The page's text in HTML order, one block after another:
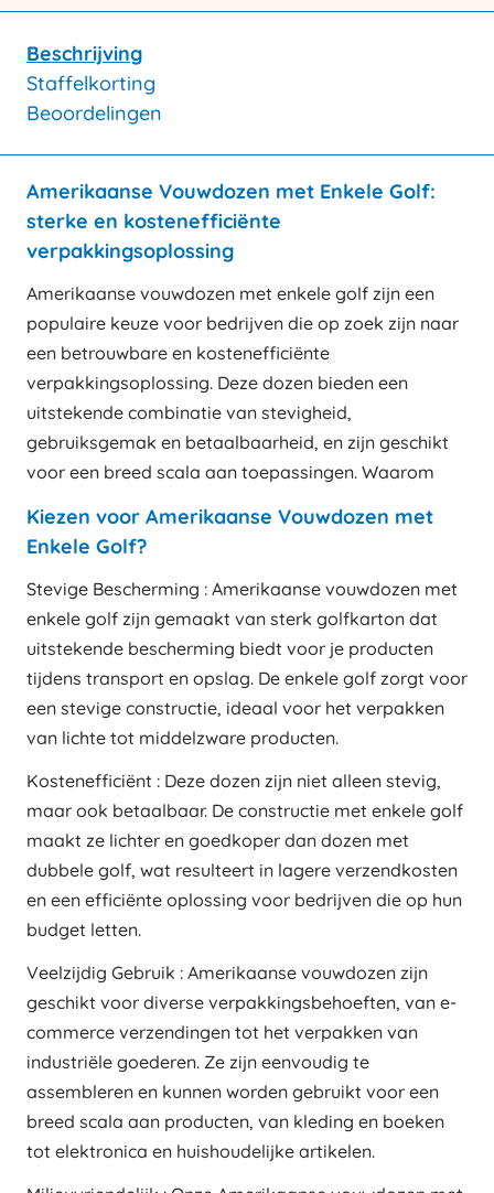
Beschrijving
Staffelkorting
Beoordelingen
Amerikaanse Vouwdozen met Enkele Golf:
sterke en kostenefficiënte
verpakkingsoplossing
Amerikaanse vouwdozen met enkele golf zijn een
populaire keuze voor bedrijven die op zoek zijn naar
een betrouwbare en kostenefficiënte
verpakkingsoplossing. Deze dozen bieden een
uitstekende combinatie van stevigheid,
gebruiksgemak en betaalbaarheid, en zijn geschikt
voor een breed scala aan toepassingen. Waarom
Kiezen voor Amerikaanse Vouwdozen met
Enkele Golf?
Stevige Bescherming : Amerikaanse vouwdozen met
enkele golf zijn gemaakt van sterk golfkarton dat
uitstekende bescherming biedt voor je producten
tijdens transport en opslag. De enkele golf zorgt voor
een stevige constructie, ideaal voor het verpakken
van lichte tot middelzware producten.
Kostenefficiënt : Deze dozen zijn niet alleen stevig,
maar ook betaalbaar. De constructie met enkele golf
maakt ze lichter en goedkoper dan dozen met
dubbele golf, wat resulteert in lagere verzendkosten
en een efficiënte oplossing voor bedrijven die op hun
budget letten.
Veelzijdig Gebruik : Amerikaanse vouwdozen zijn
geschikt voor diverse verpakkingsbehoeften, van e-
commerce verzendingen tot het verpakken van
industriële goederen. Ze zijn eenvoudig te
assembleren en kunnen worden gebruikt voor een
breed scala aan producten, van kleding en boeken
tot elektronica en huishoudelijke artikelen.